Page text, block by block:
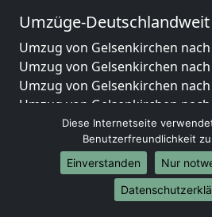
Umzüge-Deutschlandweit
Umzug von Gelsenkirchen
Umzug von Gelsenkirchen
Umzug von Gelsenkirchen
Umzug von Gelsenkirchen
Umzug von Gelsenkirchen
Umzug von Gelsenkirchen
Umzug von Gelsenkirchen
Umzug von Gelsenkirchen
Umzug von Gelsenkirchen
Diese Internetseite
Benutzerfreundlichkeit
Einverstanden
Nur